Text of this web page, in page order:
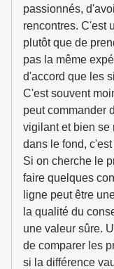
passionnés,
rencontres. C'est
plutôt que de
pas la même
d'accord que les
C'est souvent
peut commander
vigilant et bien se
dans le fond,
Si on cherche le
faire quelques
ligne peut être
la qualité du
une valeur sûre.
de comparer les
si la différence